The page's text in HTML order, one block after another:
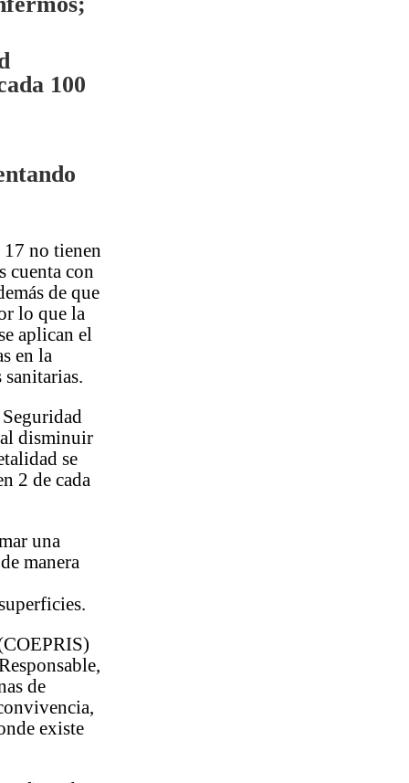
100
17 no tienen
cuenta con
de que
lo que la
aplican el
en la
al disminuir
se
2 de cada
una
manera
de
existe